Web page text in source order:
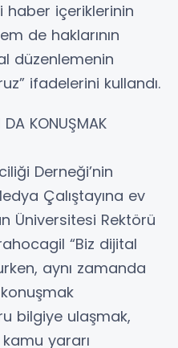
haber içeriklerinin
de haklarının
düzenlemenin
ifadelerini kullandı.
DA KONUŞMAK
Derneği’nin
Çalıştayına ev
Üniversitesi Rektörü
“Biz dijital
aynı zamanda
bilgiye ulaşmak,
yararı